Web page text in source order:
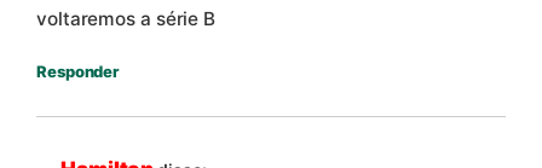
voltaremos a série B
Responder